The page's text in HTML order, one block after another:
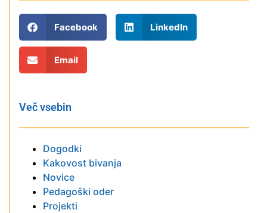
Facebook LinkedIn
Email
Več vsebin
Dogodki
Kakovost bivanja
Novice
Pedagoški oder
Projekti